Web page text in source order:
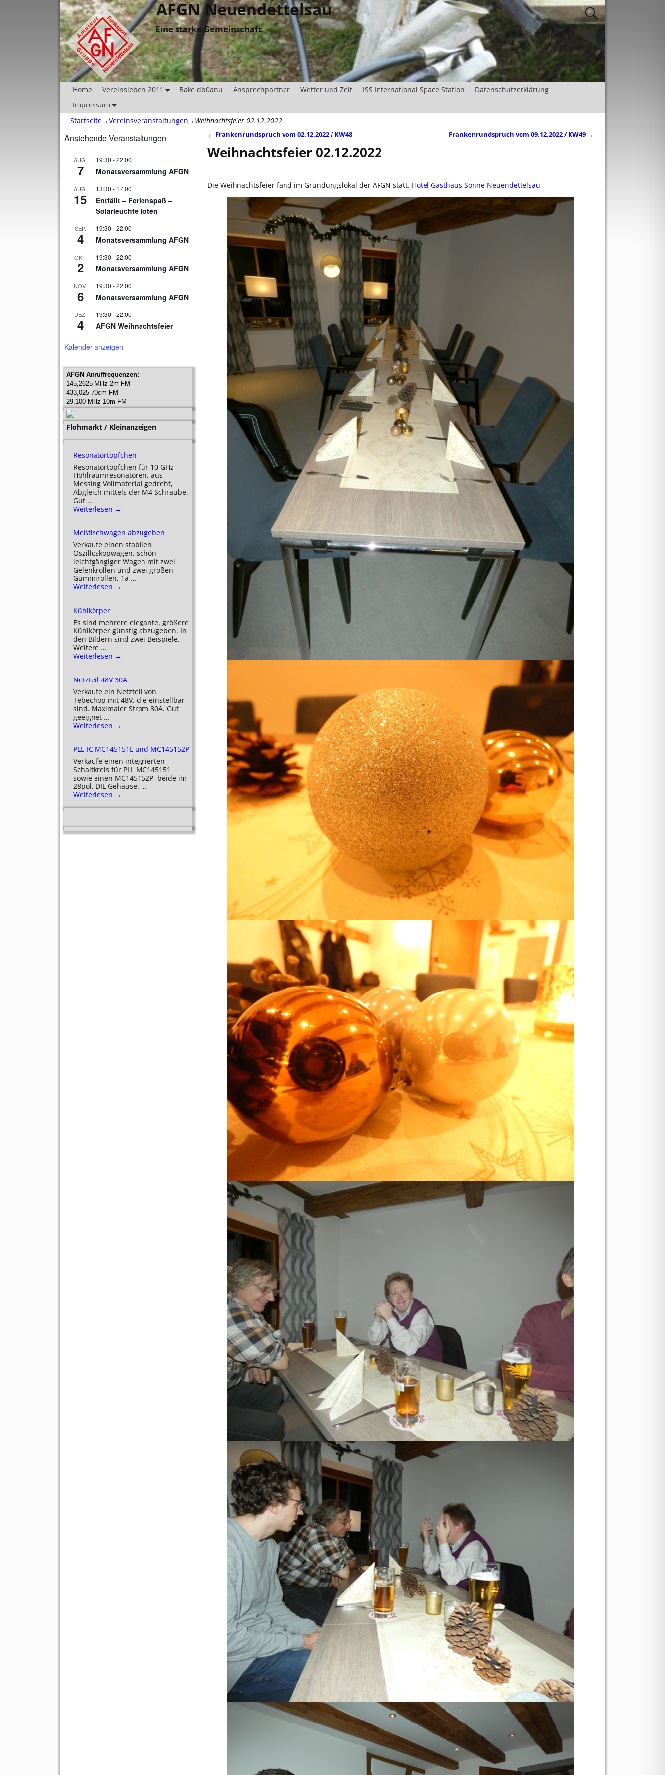
AFGN Neuendettelsau
Eine starke Gemeinschaft
Home Vereinsleben 2011 Bake db0anu Ansprechpartner Wetter und Zeit ISS International Space Station
Datenschutzerklärung
Impressum
Startseite→Vereinsveranstaltungen→ Weihnachtsfeier 02.12.2022
← Frankenrundspruch vom 02.12.2022 / KW48 Frankenrundspruch vom 09.12.2022 / KW49 →
Weihnachtsfeier 02.12.2022
Die Weihnachtsfeier fand im Gründungslokal der AFGN statt. Hotel Gasthaus Sonne Neuendettelsau
Anstehende Veranstaltungen
AUG.
7
19:30 -22:00
Monatsversammlung AFGN
AUG.
15
13:30 - 17:00
Entfällt – Ferienspaß –
Solarleuchte löten
SEP.
4
19:30 -22:00
Monatsversammlung AFGN
OKT.
2
19:30 -22:00
Monatsversammlung AFGN
NOV.
6
19:30 -22:00
Monatsversammlung AFGN
DEZ.
4
19:30 -22:00
AFGN Weihnachtsfeier
Kalender anzeigen
AFGN Anruffrequenzen:
145,2625 MHz 2m FM
433,025 70cm FM
29,100 MHz 10m FM
Flohmarkt / Kleinanzeigen
Resonatortöpfchen
Resonatortöpfchen für 10 GHz
Hohlraumresonatoren, aus
Messing Vollmaterial gedreht,
Abgleich mittels der M4 Schraube.
Gut …
Weiterlesen →
Meßtischwagen abzugeben
Verkaufe einen stabilen
Oszilloskopwagen, schön
leichtgängiger Wagen mit zwei
Gelenkrollen und zwei großen
Gummirollen, 1a …
Weiterlesen →
Kühlkörper
Es sind mehrere elegante, größere
Kühlkörper günstig abzugeben. In
den Bildern sind zwei Beispiele.
Weitere …
Weiterlesen →
Netzteil 48V 30A
Verkaufe ein Netzteil von
Tebechop mit 48V, die einstellbar
sind. Maximaler Strom 30A. Gut
geeignet …
Weiterlesen →
PLL-IC MC145151L und MC145152P
Verkaufe einen integrierten
Schaltkreis für PLL MC145151
sowie einen MC145152P, beide im
28pol. DIL Gehäuse. …
Weiterlesen →